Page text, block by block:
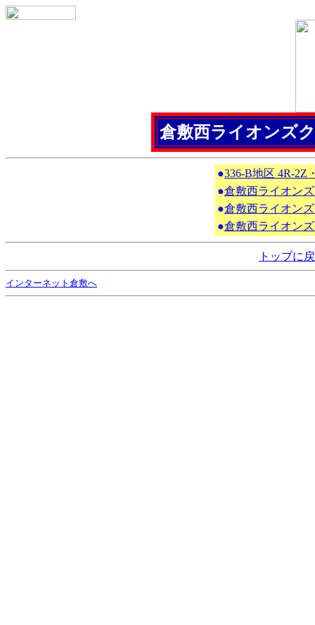
倉敷西ライオンズ
●336-B地区 4R-2Z
●倉敷西ライオン
●倉敷西ライオン
●倉敷西ライオン
トップに
インターネット倉敷へ